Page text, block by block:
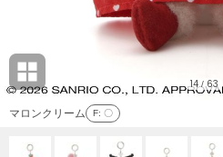
ョン雑貨 (861)
Ame no chi Hare
アメノチハレ
AMOMMA
マロンクリーム F: 〇
14/ 63